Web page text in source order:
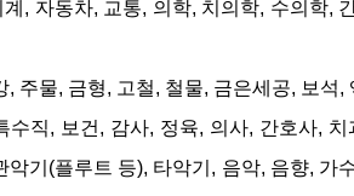
, 자동차, 교통, 의학, 치의학, 수의학,
주물, 금형, 고철, 철물, 금은세공, 보석,
직, 보건, 감사, 정육, 의사, 간호사, 치
기(플루트 등), 타악기, 음악, 음향, 가